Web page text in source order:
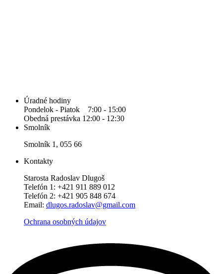
Úradné hodiny
Pondelok - Piatok 7:00 - 15:00
Obedná prestávka 12:00 - 12:30
Smolník
Smolník 1, 055 66
Kontakty
Starosta Radoslav Dlugoš
Telefón 1: +421 911 889 012
Telefón 2: +421 905 848 674
Email: dlugos.radoslav@gmail.com
Ochrana osobných údajov